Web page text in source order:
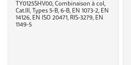
TY0125SHV00, Combinaison à col,
Cat.III, Types 5-B, 6-B, EN 1073-2, EN
14126, EN ISO 20471, RIS-3279, EN
1149-5